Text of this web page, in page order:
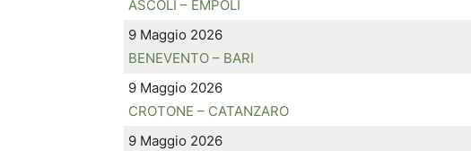
ASCOLI – EMPOLI
9 Maggio 2026
BENEVENTO – BARI
9 Maggio 2026
CROTONE – CATANZARO
9 Maggio 2026